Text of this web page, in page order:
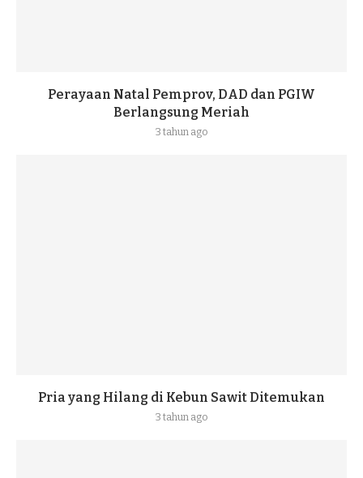
Perayaan Natal Pemprov, DAD dan PGIW
Berlangsung Meriah
3 tahun ago
Pria yang Hilang di Kebun Sawit Ditemukan
3 tahun ago